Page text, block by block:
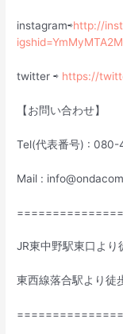
instagram⇨http://
twitter ⇨ https://
【お問い合わせ】
Tel(代表番号) :
Mail :
JR東中野駅東口より
東西線落合駅より徒